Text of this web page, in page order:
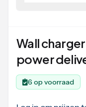
Wall charger
power
6 op voorraad